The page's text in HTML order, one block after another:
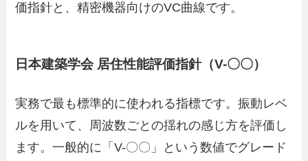
価指針と、精密機器向けのVC曲線です。
日本建築学会 居住性能評価指針（V-〇〇）
実務で最も標準的に使われる指標です。振動レベ
ルを用いて、周波数ごとの揺れの感じ方を評価し
ます。一般的に「V-〇〇」という数値でグレード